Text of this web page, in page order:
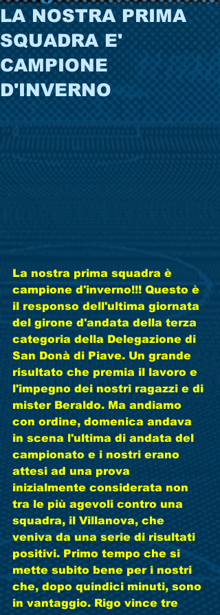
LA NOSTRA PRIMA
SQUADRA E'
CAMPIONE
D'INVERNO
La nostra prima squadra è
campione d'inverno!!! Questo è
il responso dell'ultima giornata
del girone d'andata della terza
categoria della Delegazione di
San Donà di Piave. Un grande
risultato che premia il lavoro e
l'impegno dei nostri ragazzi e di
mister Beraldo. Ma andiamo
con ordine, domenica andava
in scena l'ultima di andata del
campionato e i nostri erano
attesi ad una prova
inizialmente considerata non
tra le più agevoli contro una
squadra, il Villanova, che
veniva da una serie di risultati
positivi. Primo tempo che si
mette subito bene per i nostri
che, dopo quindici minuti, sono
in vantaggio. Rigo vince tre